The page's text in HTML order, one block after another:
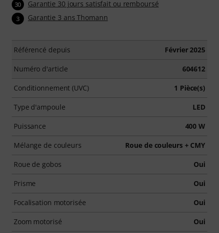
30 Garantie 30 jours satisfait ou remboursé
3 Garantie 3 ans Thomann
Référencé depuis Février 2025
Numéro d'article 604612
Conditionnement (UVC) 1 Pièce(s)
Type d'ampoule LED
Puissance 400 W
Mélange de couleurs Roue de couleurs + CMY
Roue de gobos Oui
Prisme Oui
Focalisation motorisée Oui
Zoom motorisé Oui